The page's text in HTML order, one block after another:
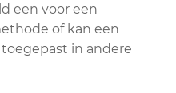
een voor een
of kan een
in andere